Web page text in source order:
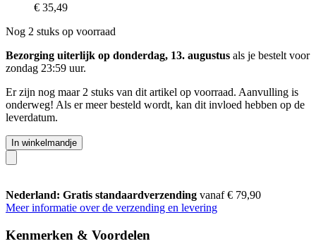
€ 35,49
Nog 2 stuks op voorraad
Bezorging uiterlijk op donderdag, 13. augustus als je bestelt voor
zondag 23:59 uur.
Er zijn nog maar 2 stuks van dit artikel op voorraad. Aanvulling is
onderweg! Als er meer besteld wordt, kan dit invloed hebben op de
leverdatum.
In winkelmandje
Nederland: Gratis standaardverzending vanaf € 79,90
Meer informatie over de verzending en levering
Kenmerken & Voordelen